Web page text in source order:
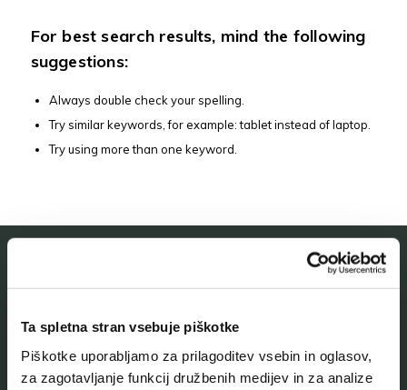
Ta spletna stran vsebuje piškotke
Piškotke uporabljamo za prilagoditev vsebin in oglasov,
za zagotavljanje funkcij družbenih medijev in za analize
For best search results, mind the following
suggestions:
Always double check your spelling.
Try similar keywords, for example: tablet instead of laptop.
Try using more than one keyword.
O muzeju
Naše zbirke